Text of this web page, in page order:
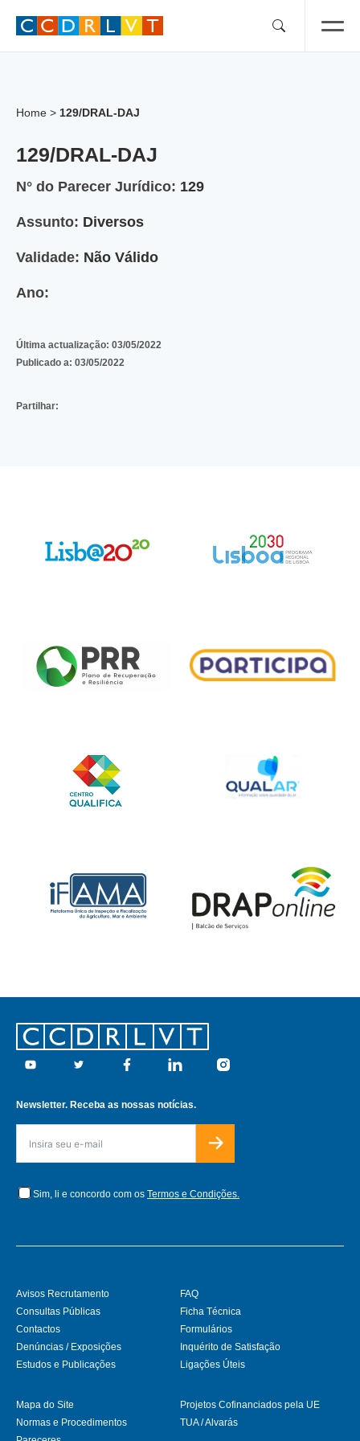
Home > 129/DRAL-DAJ
129/DRAL-DAJ
N° do Parecer Jurídico: 129
Assunto: Diversos
Validade: Não Válido
Ano:
Última actualização: 03/05/2022
Publicado a: 03/05/2022
Partilhar:
Footer
Youtube Twitter Facebook Linkedin Instagram
Newsletter. Receba as nossas notícias.
Sim, li e concordo com os Termos e Condições.
Avisos Recrutamento
Consultas Públicas
Contactos
Denúncias / Exposições
Estudos e Publicações
FAQ
Ficha Técnica
Formulários
Inquérito de Satisfação
Ligações Úteis
Mapa do Site
Normas e Procedimentos
Projetos Cofinanciados pela UE
TUA / Alvarás